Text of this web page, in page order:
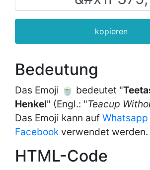
kopieren
Bedeutung
Das Emoji 🍵 bedeutet "
Henkel" (Engl.: "Teacup
Das Emoji kann auf Whatsapp
Facebook verwendet werden.
HTML-Code